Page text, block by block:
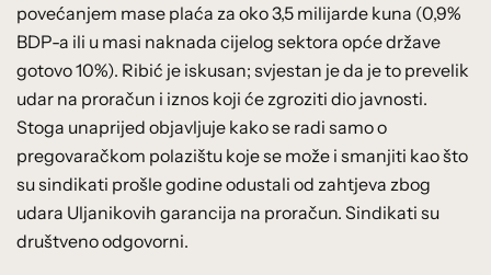
povećanjem mase plaća za oko 3,5 milijarde kuna (0,9%
BDP-a ili u masi naknada cijelog sektora opće države
gotovo 10%). Ribić je iskusan; svjestan je da je to prevelik
udar na proračun i iznos koji će zgroziti dio javnosti.
Stoga unaprijed objavljuje kako se radi samo o
pregovaračkom polazištu koje se može i smanjiti kao što
su sindikati prošle godine odustali od zahtjeva zbog
udara Uljanikovih garancija na proračun. Sindikati su
društveno odgovorni.